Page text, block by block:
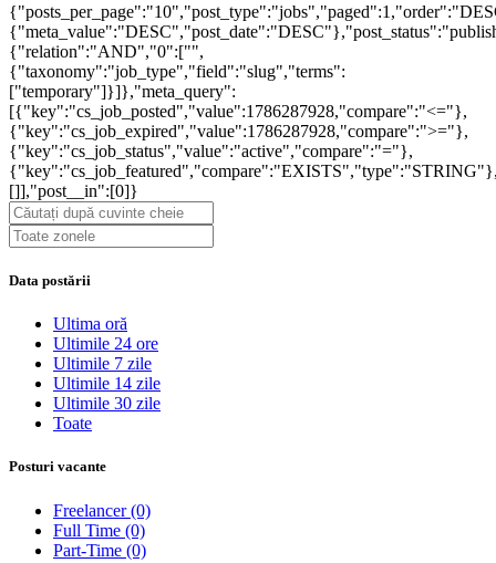
{"relation":"AND","0":["",
{"taxonomy":"job_type","field":"slug","terms":
["temporary"]}]},"meta_query":
[{"key":"cs_job_posted","value":1786287928,"compare":"<="},
{"key":"cs_job_expired","value":1786287928,"compare":">="},
{"key":"cs_job_status","value":"active","compare":"="},
[]],"post__in":[0]}
Data postării
Ultima oră
Ultimile 24 ore
Ultimile 7 zile
Ultimile 14 zile
Ultimile 30 zile
Toate
Posturi vacante
Freelancer(0)
Full Time (0)
Part-Time (0)